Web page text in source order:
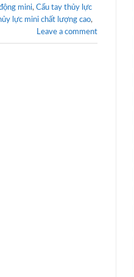
mini, Cẩu tay thủy lực
lực mini chất lượng cao,
Leave a comment